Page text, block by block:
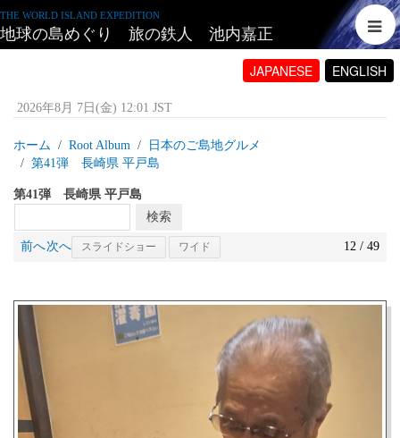
THE WORLD ISLAND EXPEDITION
地球の島めぐり 旅の鉄人 池内嘉正
JAPANESE ENGLISH
2026年8月 7日(金) 12:01 JST
ホーム Root Album
日本のご島地グルメ
第41弾 長崎県 平戸島
第41弾 長崎県 平戸島
前へ次へ スライドショー ワイド 12 / 49